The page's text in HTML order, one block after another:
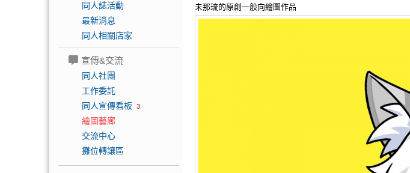
同人誌活動
最新消息
同人相關店家
宣傳&交流
同人社團
工作委託
同人宣傳看板 3
繪圖藝廊
交流中心
攤位轉讓區
未那琉的原創一般向繪圖作品